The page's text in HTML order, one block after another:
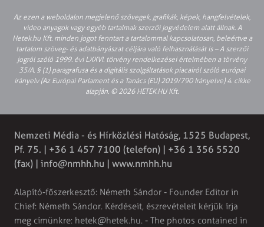
Az ezen a weboldalon megjelenő szövegek, grafikák, képek, hangfelvételek,
video anyagok vagy egyéb tartalmak szerzői jogvédelem alatt állnak. A
Hetek.hu Kft. minden jogot fenntart a tartalommal kapcsolatosan, beleértve a
tartalom szöveg- és adatbányászat céljára való felhasználását is – A szerzői
jogról szóló 1999. évi LXXVI. törvény rendelkezései értelmében a törvény
35/A. § (1) paragrafusa és a digitális szolgáltatások piacairól szóló európai
irányelv (Az Európai Parlament és a Tanács (EU) 2019/790 Irányelve) 4. cikke
alapján. © 2026 HETEK.HU Kft.
Nemzeti Média - és Hírközlési Hatóság, 1525 Budapest,
Pf. 75. | +36 1 457 7100 (telefon) | +36 1 356 5520
(fax) | info@nmhh.hu | www.nmhh.hu
Alapító-főszerkesztő: Németh Sándor - Founder Editor in
Chief: Németh Sándor. Kérdéseit, észrevételeit kérjük írja
meg címünkre: hetek@hetek.hu. - The photos contained in